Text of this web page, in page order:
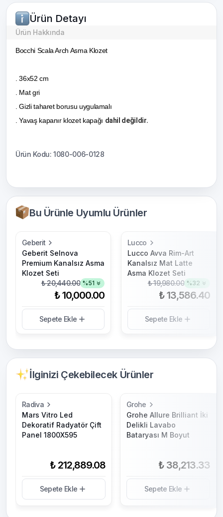
Bu Ürünle Uyumlu Ürünler
Geberit
Geberit Selnova
Premium Kanalsız Asma
Klozet Seti
₺ 20,440.00 %51
₺ 10,000.00
Sepete Ekle
Lucco
Lucco Avva Rim-Art
Kanalsız Mat Latte
Asma Klozet Seti
₺ 19,980.00 %32
₺ 13,586.40
Sepete Ekle
İlginizi Çekebilecek Ürünler
Radiva
Mars Vitro Led
Dekoratif Radyatör Çift
Panel 1800X595
₺ 212,889.08
Sepete Ekle
Grohe
Grohe Allure Brilliant İki
Delikli Lavabo
Bataryası M Boyut
₺ 38,213.33
Sepete Ekle
Ürün Detayı
Ürün Hakkında
Bocchi Scala Arch Asma Klozet
. 36x52 cm
. Mat gri
. Gizli taharet borusu uygulamalı
. Yavaş kapanır klozet kapağı dahil değildir.
Ürün Kodu: 1080-006-0128